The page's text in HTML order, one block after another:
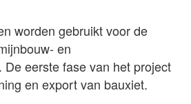
worden gebruikt voor de
en
De eerste fase van het project
en export van bauxiet.